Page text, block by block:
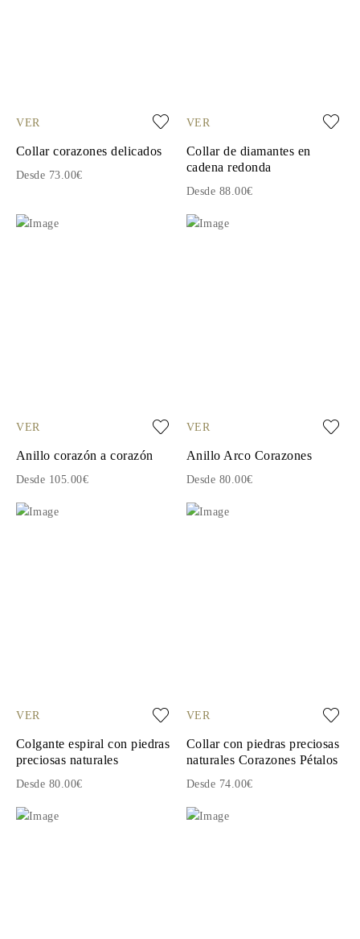
VER
Collar corazones delicados
Desde 73.00€
VER
Collar de diamantes en
cadena redonda
Desde 88.00€
VER
Anillo corazón a corazón
Desde 105.00€
VER
Anillo Arco Corazones
Desde 80.00€
VER
Colgante espiral con piedras
preciosas naturales
Desde 80.00€
VER
Collar con piedras preciosas
naturales Corazones Pétalos
Desde 74.00€